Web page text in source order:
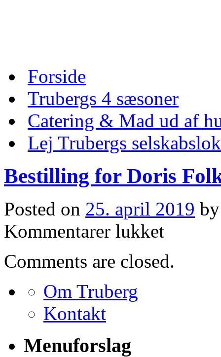
to
Forside
Trubergs 4 sæsoner
Catering & Mad ud af
Lej Trubergs
Bestilling for Doris
Posted on 25. april 2019 by
Kommentarer lukket
Folkmann
Comments are closed.
Om Truberg
Kontakt
Menuforslag